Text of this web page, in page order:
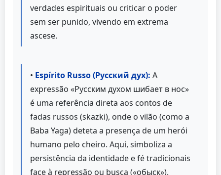
verdades espirituais ou criticar o poder
sem ser punido, vivendo em extrema
ascese.
• Espírito Russo (Русский дух): A
expressão «Русским духом шибает в нос»
é uma referência direta aos contos de
fadas russos (skazki), onde o vilão (como a
Baba Yaga) deteta a presença de um herói
humano pelo cheiro. Aqui, simboliza a
persistência da identidade e fé tradicionais
face à repressão ou busca («обыск»).